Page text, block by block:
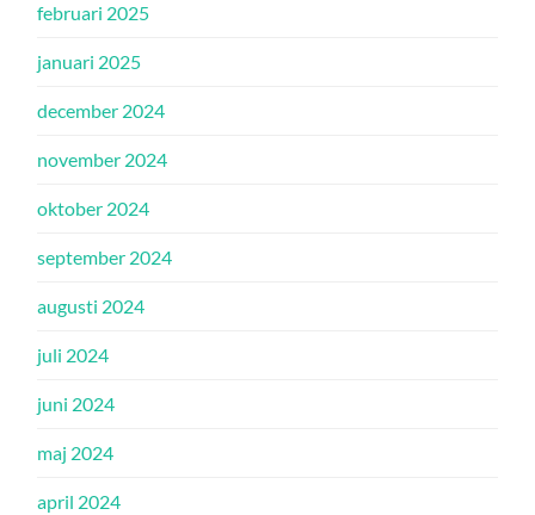
februari 2025
januari 2025
december 2024
november 2024
oktober 2024
september 2024
augusti 2024
juli 2024
juni 2024
maj 2024
april 2024